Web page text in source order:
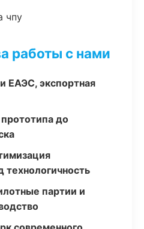
чпу
работы с нами
ЕАЭС, экспортная
до
технологичность
партии и